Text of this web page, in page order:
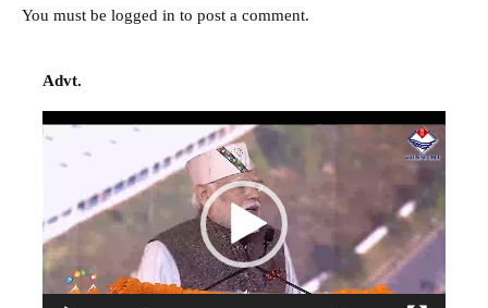
You must be logged in to post a comment.
Advt.
Video